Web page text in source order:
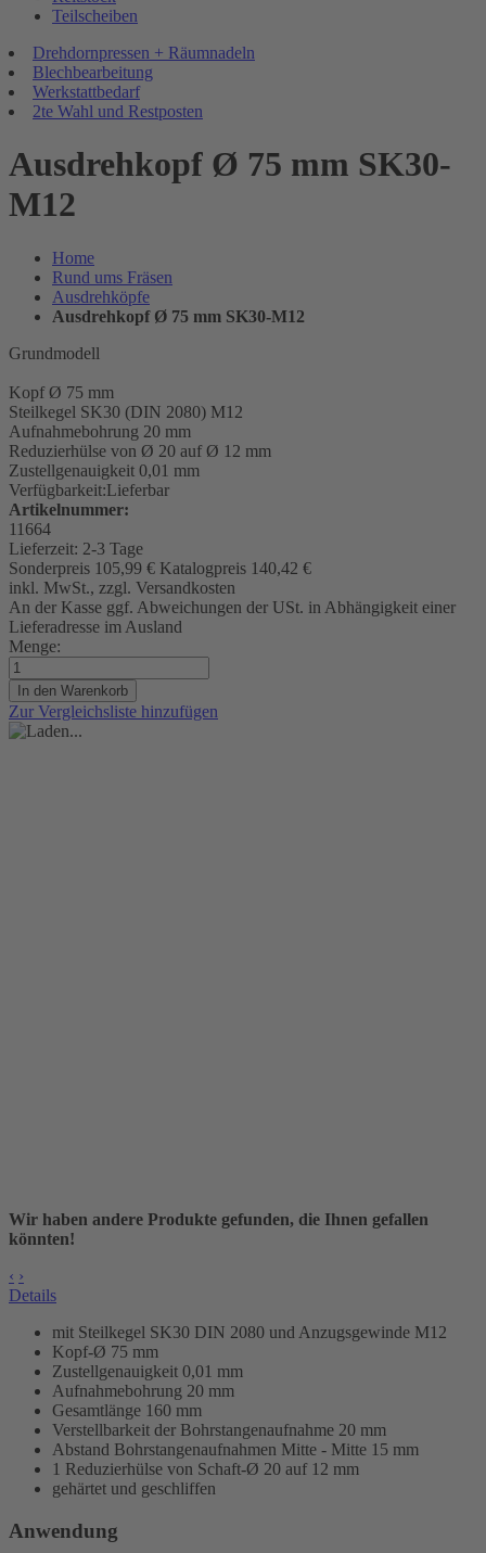
Teilscheiben
Drehdornpressen + Räumnadeln
Blechbearbeitung
Werkstattbedarf
2te Wahl und Restposten
Ausdrehkopf Ø 75 mm SK30-
M12
Home
Rund ums Fräsen
Ausdrehköpfe
Ausdrehkopf Ø 75 mm SK30-M12
Grundmodell
Kopf Ø 75 mm
Steilkegel SK30 (DIN 2080) M12
Aufnahmebohrung 20 mm
Reduzierhülse von Ø 20 auf Ø 12 mm
Zustellgenauigkeit 0,01 mm
Verfügbarkeit:Lieferbar
Artikelnummer:
11664
Lieferzeit: 2-3 Tage
Sonderpreis 105,99 € Katalogpreis 140,42 €
inkl. MwSt., zzgl. Versandkosten
An der Kasse ggf. Abweichungen der USt. in Abhängigkeit einer
Lieferadresse im Ausland
Menge:
In den Warenkorb
Zur Vergleichsliste hinzufügen
Wir haben andere Produkte gefunden, die Ihnen gefallen
könnten!
‹ ›
Details
mit Steilkegel SK30 DIN 2080 und Anzugsgewinde M12
Kopf-Ø 75 mm
Zustellgenauigkeit 0,01 mm
Aufnahmebohrung 20 mm
Gesamtlänge 160 mm
Verstellbarkeit der Bohrstangenaufnahme 20 mm
Abstand Bohrstangenaufnahmen Mitte - Mitte 15 mm
1 Reduzierhülse von Schaft-Ø 20 auf 12 mm
gehärtet und geschliffen
Anwendung